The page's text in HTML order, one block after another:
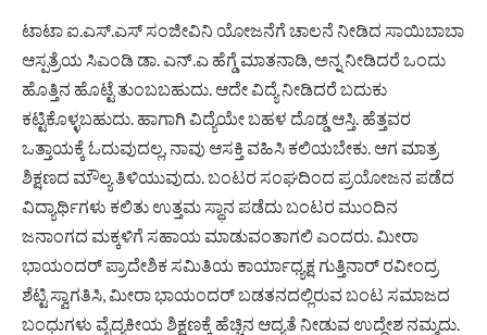
ಟಾಟಾ ಐ.ಎಸ್.ಎಸ್ ಸಂಜೀವಿನಿ ಯೋಜನೆಗೆ ಚಾಲನೆ ನೀಡಿದ ಸಾಯಿಬಾಬಾ
ಆಸ್ಪತ್ರೆಯ ಸಿಎಂಡಿ ಡಾ. ಎನ್.ಎ ಹೆಗ್ಡೆ ಮಾತನಾಡಿ, ಅನ್ನ ನೀಡಿದರೆ ಒಂದು
ಹೊತ್ತಿನ ಹೊಟ್ಟೆ ತುಂಬಬಹುದು. ಆದೇ ವಿದ್ಯೆ ನೀಡಿದರೆ ಬದುಕು
ಕಟ್ಟಿಕೊಳ್ಳಬಹುದು. ಹಾಗಾಗಿ ವಿದ್ಯೆಯೇ ಬಹಳ ದೊಡ್ಡ ಆಸ್ತಿ. ಹೆತ್ತವರ
ಒತ್ತಾಯಕ್ಕೆ ಓದುವುದಲ್ಲ, ನಾವು ಆಸಕ್ತಿ ವಹಿಸಿ ಕಲಿಯಬೇಕು. ಆಗ ಮಾತ್ರ
ಶಿಕ್ಷಣದ ಮೌಲ್ಯ ತಿಳಿಯುವುದು. ಬಂಟರ ಸಂಘದಿಂದ ಪ್ರಯೋಜನ ಪಡೆದ
ವಿದ್ಯಾರ್ಥಿಗಳು ಕಲಿತು ಉತ್ತಮ ಸ್ಥಾನ ಪಡೆದು ಬಂಟರ ಮುಂದಿನ
ಜನಾಂಗದ ಮಕ್ಕಳಿಗೆ ಸಹಾಯ ಮಾಡುವಂತಾಗಲಿ ಎಂದರು. ಮೀರಾ
ಭಾಯಂದರ್ ಪ್ರಾದೇಶಿಕ ಸಮಿತಿಯ ಕಾರ್ಯಾಧ್ಯಕ್ಷ ಗುತ್ತಿನಾರ್ ರವೀಂದ್ರ
ಶೆಟ್ಟಿ ಸ್ವಾಗತಿಸಿ, ಮೀರಾ ಭಾಯಂದರ್ ಬಡತನದಲ್ಲಿರುವ ಬಂಟ ಸಮಾಜದ
ಬಂಧುಗಳು ವೈದ್ಯಕೀಯ ಶಿಕ್ಷಣಕ್ಕೆ ಹೆಚ್ಚಿನ ಆದ್ಯತೆ ನೀಡುವ ಉದ್ದೇಶ ನಮ್ಮದು.